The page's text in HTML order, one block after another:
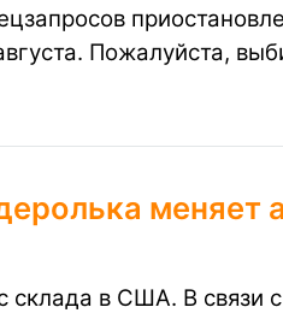
Пожалуйста,
меняет
склада в США. В связи